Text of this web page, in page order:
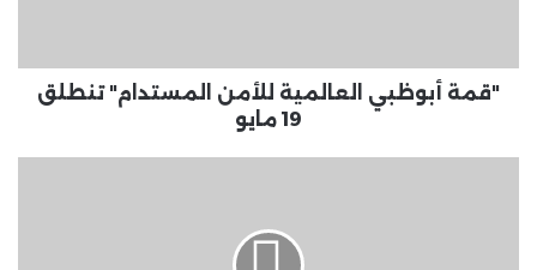
"قمة أبوظبي العالمية للأمن المستدام" تنطلق
19 مايو